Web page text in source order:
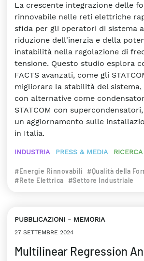
La crescente integrazione delle
rinnovabile nelle reti elettriche
sfida per gli operatori di sistema
riduzione dell'inerzia e della
instabilità nella regolazione di
tensione. Questo studio esplora
FACTS avanzati, come gli
migliorare la stabilità del
con alternative come
STATCOM con
un aggiornamento sulle
in Italia.
INDUSTRIA PRESS & MEDIA RICERCA
#Energie Rinnovabili
#Qualità della
#Rete Elettrica
#Settore Industriale
PUBBLICAZIONI MEMORIA
27 SETTEMBRE 2024
Multilinear Regression